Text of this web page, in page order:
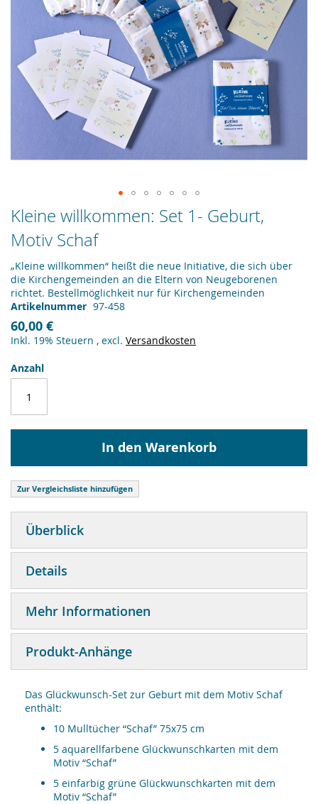
Kleine willkommen: Set 1- Geburt,
Motiv Schaf
„Kleine willkommen“ heißt die neue Initiative, die sich über
die Kirchengemeinden an die Eltern von Neugeborenen
richtet. Bestellmöglichkeit nur für Kirchengemeinden
Artikelnummer 97-458
60,00 €
Inkl. 19% Steuern , excl. Versandkosten
Anzahl
In den Warenkorb
Zur Vergleichsliste hinzufügen
Zum
Anfang
der
Bildergalerie
springen
Überblick
Details
Mehr Informationen
Produkt-Anhänge
Das Glückwunsch-Set zur Geburt mit dem Motiv Schaf
enthält:
10 Mulltücher “Schaf” 75x75 cm
5 aquarellfarbene Glückwunschkarten mit dem
Motiv “Schaf”
5 einfarbig grüne Glückwunschkarten mit dem
Motiv “Schaf”